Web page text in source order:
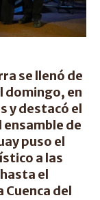
se llenó de
domingo, en
y destacó el
de
puso el
a las
el
Cuenca del